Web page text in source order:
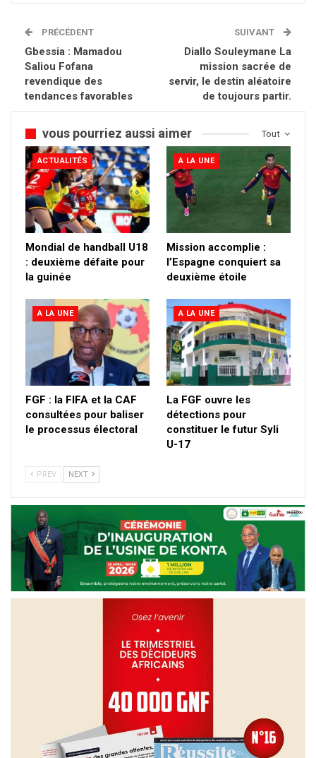
PRÉCÉDENT
Gbessia : Mamadou
Saliou Fofana
revendique des
tendances favorables
SUIVANT
Diallo Souleymane La
mission sacrée de
servir, le destin aléatoire
de toujours partir.
Tout
vous pourriez aussi aimer
ACTUALITÉS
Mondial de handball U18
: deuxième défaite pour
la guinée
A LA UNE
Mission accomplie :
l’Espagne conquiert sa
deuxième étoile
A LA UNE
FGF : la FIFA et la CAF
consultées pour baliser
le processus électoral
A LA UNE
La FGF ouvre les
détections pour
constituer le futur Syli
U-17
PREV NEXT